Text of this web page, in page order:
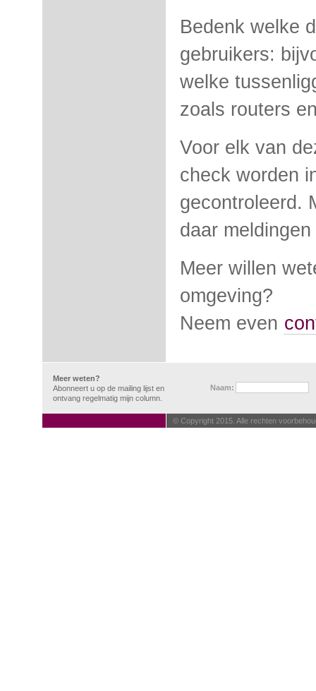
Bedenk welke
gebruikers:
welke
zoals routers
Voor elk van
check worden
gecontroleerd.
daar
Meer willen
omgeving?
Neem even
Meer weten?
Abonneert u op de mailing lijst en
ontvang regelmatig mijn column.
Naam:
© Copyright 2015. Alle rechten